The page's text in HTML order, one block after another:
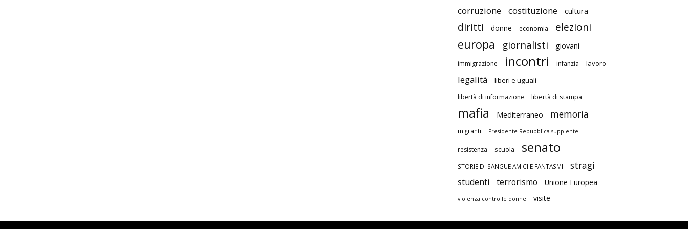
corruzione costituzione cultura
diritti donne economia elezioni
europa giornalisti giovani
immigrazione incontri infanzia lavoro
legalità liberi e uguali
libertà di informazione libertà di stampa
mafia Mediterraneo memoria
migranti Presidente Repubblica supplente
resistenza scuola senato
STORIE DI SANGUE AMICI E FANTASMI stragi
studenti terrorismo Unione Europea
violenza contro le donne visite